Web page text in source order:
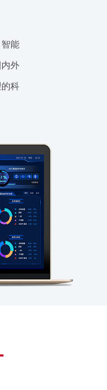
能
外
科